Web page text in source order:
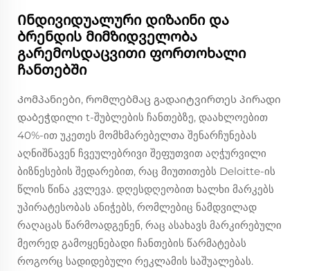
Ინდივიდუალური დიზაინი და
ბრენდის მიმზიდველობა
გარემოსდაცვითი ფორთოხალი
ჩანთებში
Კომპანიები, რომლებმაც გადაიტვირთეს პირადი
დაბეჭდილი t-შუბლების ჩანთებზე, დაახლოებით
40%-ით უკეთეს მომხმარებელთა შენარჩუნებას
აღნიშნავენ ჩვეულებრივი შეფუთვით აღჭურვილი
ბიზნესების შედარებით, რაც მიუთითებს Deloitte-ის
წლის წინა კვლევა. დღესდღეობით ხალხი მარკებს
უპირატესობას ანიჭებს, რომლებიც ნამდვილად
რაღაცას წარმოადგენენ, რაც ასახავს მარკირებული
მეორედ გამოყენებადი ჩანთების წარმატებას
როგორც სადიდებული რეკლამის საშუალებას.